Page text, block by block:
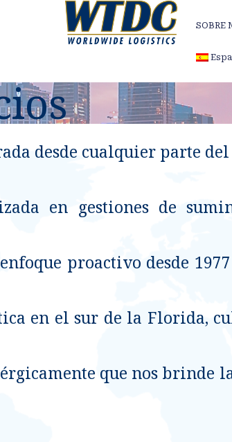
SOBRE
desde cualquier parte
en gestiones de
proactivo desde
en el sur de la Florida,
que nos